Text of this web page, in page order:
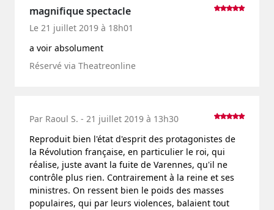
magnifique spectacle
Le 21 juillet 2019 à 18h01
a voir absolument
Réservé via Theatreonline
Par Raoul S. - 21 juillet 2019 à 13h30
Reproduit bien l'état d'esprit des protagonistes de
la Révolution française, en particulier le roi, qui
réalise, juste avant la fuite de Varennes, qu'il ne
contrôle plus rien. Contrairement à la reine et ses
ministres. On ressent bien le poids des masses
populaires, qui par leurs violences, balaient tout